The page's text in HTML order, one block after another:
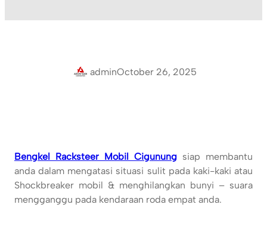
adminOctober 26, 2025
Bengkel Racksteer Mobil Cigunung siap membantu
anda dalam mengatasi situasi sulit pada kaki-kaki atau
Shockbreaker mobil & menghilangkan bunyi – suara
mengganggu pada kendaraan roda empat anda.